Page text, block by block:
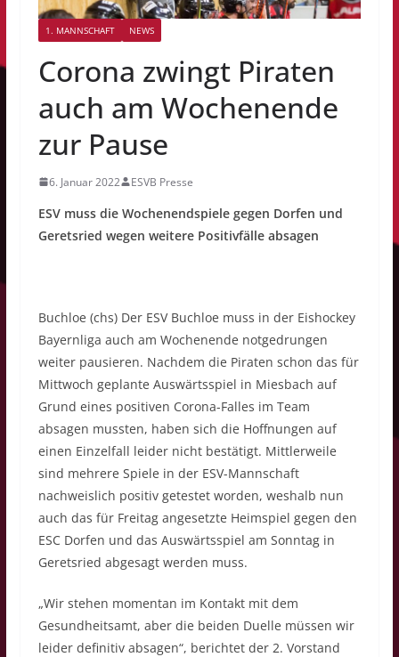
1. MANNSCHAFT NEWS
Corona zwingt Piraten
auch am Wochenende
zur Pause
6. Januar 2022 ESVB Presse
ESV muss die Wochenendspiele gegen Dorfen und
Geretsried wegen weitere Positivfälle absagen
Buchloe (chs) Der ESV Buchloe muss in der Eishockey
Bayernliga auch am Wochenende notgedrungen
weiter pausieren. Nachdem die Piraten schon das für
Mittwoch geplante Auswärtsspiel in Miesbach auf
Grund eines positiven Corona-Falles im Team
absagen mussten, haben sich die Hoffnungen auf
einen Einzelfall leider nicht bestätigt. Mittlerweile
sind mehrere Spiele in der ESV-Mannschaft
nachweislich positiv getestet worden, weshalb nun
auch das für Freitag angesetzte Heimspiel gegen den
ESC Dorfen und das Auswärtsspiel am Sonntag in
Geretsried abgesagt werden muss.
„Wir stehen momentan im Kontakt mit dem
Gesundheitsamt, aber die beiden Duelle müssen wir
leider definitiv absagen“, berichtet der 2. Vorstand